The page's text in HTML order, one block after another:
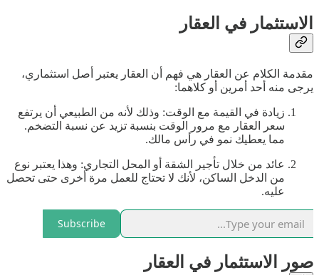
الاستثمار في العقار
مقدمة الكلام عن العقار هي فهم أن العقار يعتبر أصل استثماري،
يرجى منه أحد أمرين أو كلاهما:
زيادة في القيمة مع الوقت: وذلك لأنه من الطبيعي أن يرتفع
سعر العقار مع مرور الوقت بنسبة تزيد عن نسبة التضخم.
مما يعطيك نمو في رأس مالك.
عائد من خلال تأجير الشقة أو المحل التجاري: وهذا يعتبر نوع
من الدخل الساكن، لأنك لا تحتاج للعمل مرة أخرى حتى تحصل
عليه.
Subscribe
صور الاستثمار في العقار